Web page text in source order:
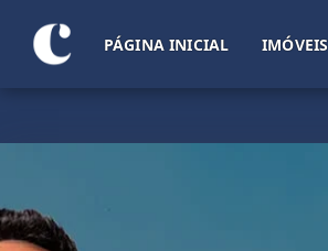
PÁGINA INICIAL IMÓVEIS